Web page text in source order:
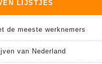
LIJSTJES
de meeste werknemers
van Nederland